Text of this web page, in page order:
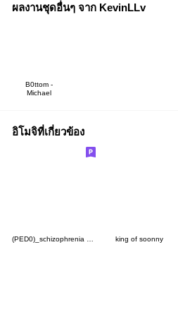
ผลงานชุดอื่นๆ จาก KevinLLv
B0ttom -
Michael
อิโมจิที่เกี่ยวข้อง
king of soonny